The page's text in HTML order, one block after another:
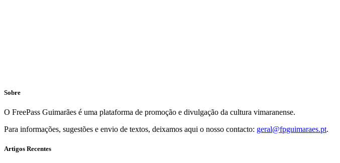
Sobre
O FreePass Guimarães é uma plataforma de promoção e divulgação da cultura vimaranense.
Para informações, sugestões e envio de textos, deixamos aqui o nosso contacto: geral@fpguimaraes.pt.
Artigos Recentes